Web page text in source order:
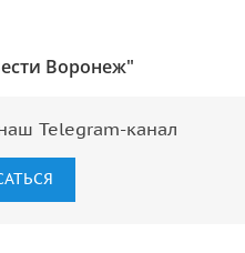
Воронеж"
Telegram-канал